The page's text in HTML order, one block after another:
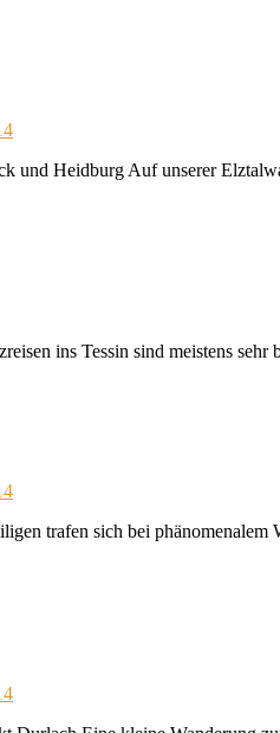
und Heidburg Auf unserer
ins Tessin sind meistens
trafen sich bei